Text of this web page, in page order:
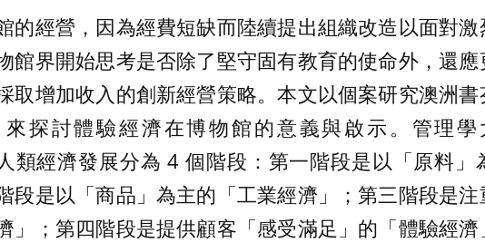
的經營，因為經費短缺而陸續提出組織改造以面對
館界開始思考是否除了堅守固有教育的使命外，還
取增加收入的創新經營策略。本文以個案研究澳洲
探討體驗經濟在博物館的意義與啟示。管理學
類經濟發展分為 4 個階段：第一階段是以「原料」
段是以「商品」為主的「工業經濟」；第三階段是注
」；第四階段是提供顧客「感受滿足」的「體驗經